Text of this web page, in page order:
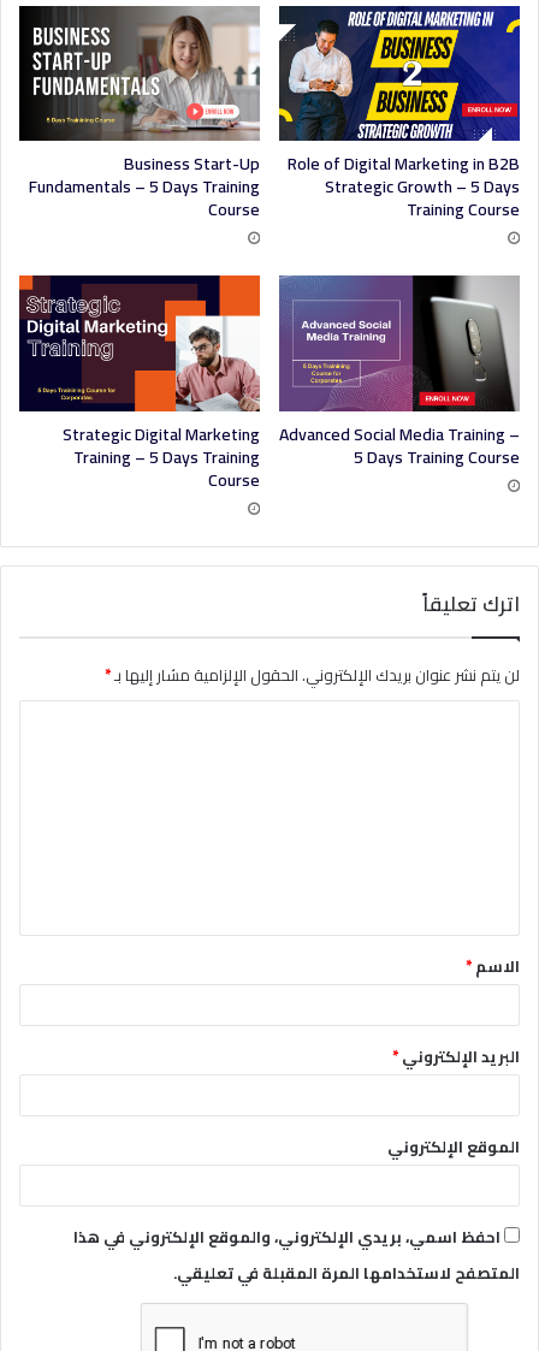
Role of Digital Marketing in B2B
Strategic Growth – 5 Days
Training Course
Business Start-Up
Fundamentals – 5 Days Training
Course
Advanced Social Media Training –
5 Days Training Course
Strategic Digital Marketing
Training – 5 Days Training
Course
اترك تعليقاً
لن يتم نشر عنوان بريدك الإلكتروني.الحقول الإلزامية مشار إليها بـ*
ق
*الاسم*
البريد الإلكتروني*
الموقع الإلكتروني
احفظ اسمي، بريدي الإلكتروني، والموقع الإلكتروني في هذا
المتصفح لاستخدامها المرة المقبلة في تعليقي.